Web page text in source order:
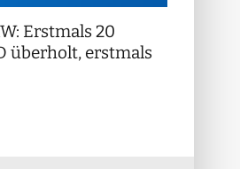
Erstmals 20
überholt, erstmals